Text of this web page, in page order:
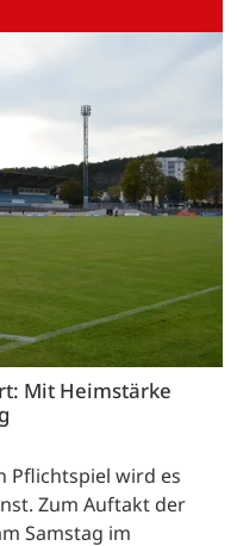
Mit Heimstärke
Pflichtspiel wird es
Zum Auftakt der
Samstag im